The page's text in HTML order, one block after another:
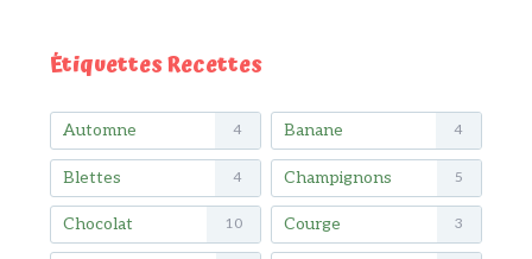
Étiquettes Recettes
Automne 4 Banane 4
Blettes 4 Champignons 5
Chocolat 10 Courge 3